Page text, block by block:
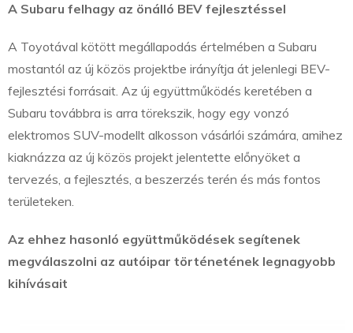
A Subaru felhagy az önálló BEV fejlesztéssel
A Toyotával kötött megállapodás értelmében a Subaru
mostantól az új közös projektbe irányítja át jelenlegi BEV-
fejlesztési forrásait. Az új együttműködés keretében a
Subaru továbbra is arra törekszik, hogy egy vonzó
elektromos SUV-modellt alkosson vásárlói számára, amihez
kiaknázza az új közös projekt jelentette előnyöket a
tervezés, a fejlesztés, a beszerzés terén és más fontos
területeken.
Az ehhez hasonló együttműködések segítenek
megválaszolni az autóipar történetének legnagyobb
kihívásait